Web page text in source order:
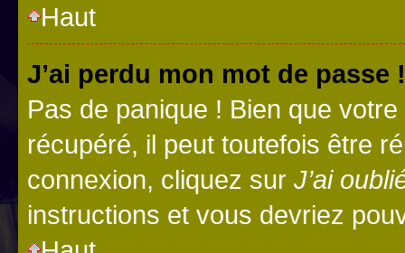
Haut
J’ai perdu mon mot de passe !
Pas de panique ! Bien que
récupéré, il peut toutefois être
connexion, cliquez sur J’ai
instructions et vous devriez